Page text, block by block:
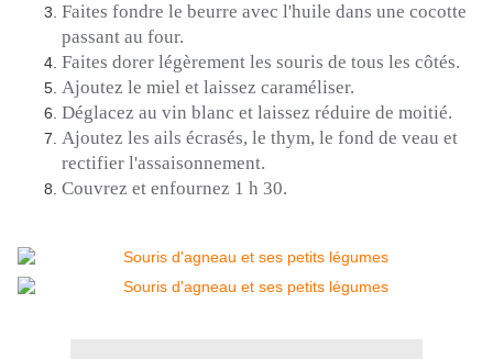
Faites fondre le beurre avec l'huile dans une cocotte
passant au four.
Faites dorer légèrement les souris de tous les côtés.
Ajoutez le miel et laissez caraméliser.
Déglacez au vin blanc et laissez réduire de moitié.
Ajoutez les ails écrasés, le thym, le fond de veau et
rectifier l'assaisonnement.
Couvrez et enfournez 1 h 30.